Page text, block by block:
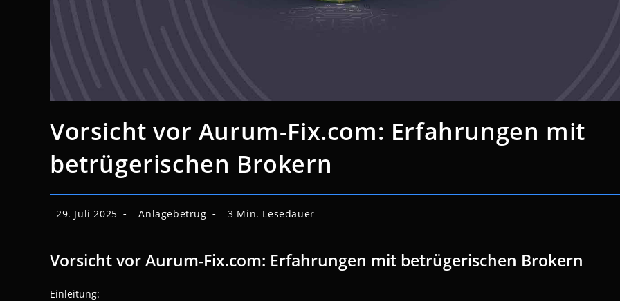
Vorsicht vor Aurum-Fix.com: Erfahrungen mit
betrügerischen Brokern
Beitrag
veröffentlicht:
29. Juli 2025
Beitrags-
Kategorie:
Anlagebetrug Lesedauer:
3 Min. Lesedauer
Vorsicht vor Aurum-Fix.com: Erfahrungen mit betrügerischen Brokern
Einleitung: